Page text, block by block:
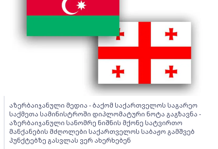
აზერბაიჯანული მედია - ბაქომ საქართველოს საგარეო
საქმეთა სამინისტროში დიპლომატური ნოტა გაგზავნა -
აზერბაიჯანული სანომრე ნიშნის მქონე სატვირთო
მანქანების მძღოლები საქართველოს საბაჟო გამშვებ
პუნქტებზე გასვლას ვერ ახერხებენ